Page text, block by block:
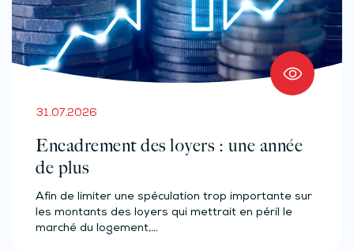
31.07.2026
Encadrement des loyers : une année
de plus
Afin de limiter une spéculation trop importante sur
les montants des loyers qui mettrait en péril le
marché du logement,…